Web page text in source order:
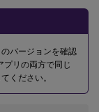
バージョンを確認
プリの両方で同じ
ください。